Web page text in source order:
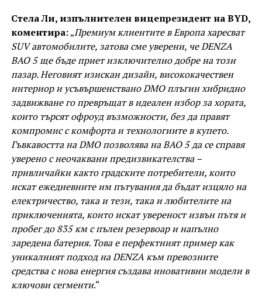
Стела Ли, изпълнителен вицепрезидент на BYD,
коментира:„Премиум клиентите в Европа харесват
SUV автомобилите, затова сме уверени, че DENZA
BAO 5 ще бъде приет изключително добре на този
пазар. Неговият изискан дизайн, висококачествен
интериор и усъвършенствано DMO плъгин хибридно
задвижване го превръщат в идеален избор за хората,
които търсят офроуд възможности, без да правят
компромис с комфорта и технологиите в купето.
Гъвкавостта на DMO позволява на BAO 5 да се справя
уверено с неочаквани предизвикателства –
привличайки както градските потребители, които
искат ежедневните им пътувания да бъдат изцяло на
електричество, така и тези, така и любителите на
приключенията, които искат увереност извън пътя и
пробег до 835 км с пълен резервоар и напълно
заредена батерия. Това е перфектният пример как
уникалният подход на DENZA към превозните
средства с нова енергия създава иновативни модели в
ключови сегменти.“